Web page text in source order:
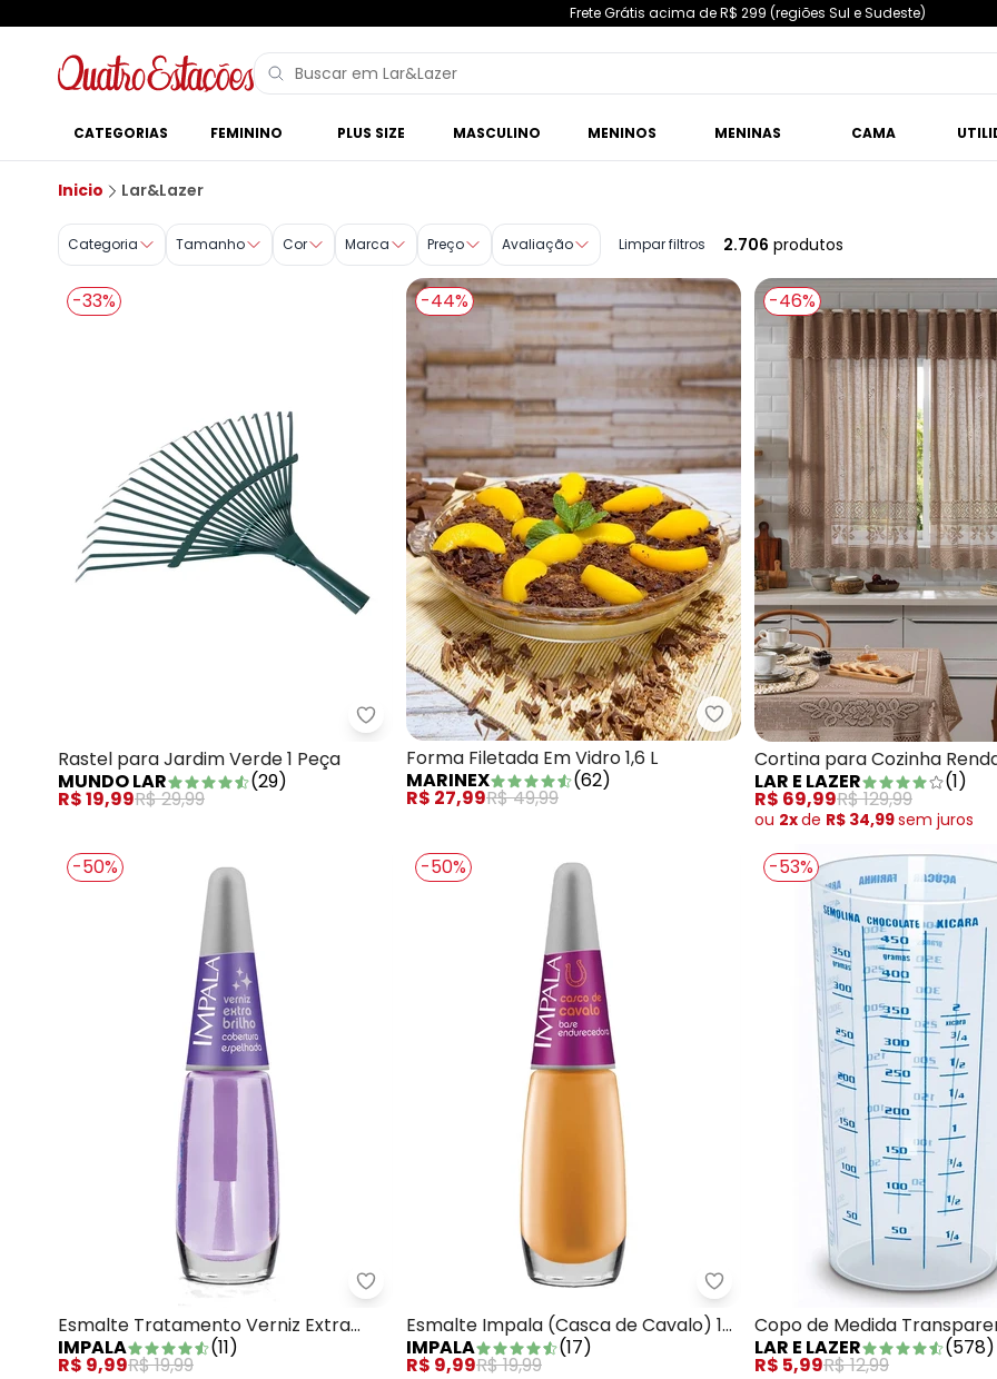
Frete Grátis acima de R$ 299 (regiões Sul e Sudeste)
CATEGORIAS FEMININO PLUS SIZE MASCULINO MENINOS MENINAS CAMA
Inicio Lar&Lazer
Categoria Tamanho Cor Marca Preço Avaliação Limpar filtros 2.706 produtos
-33%
Mundo Lar - Rastel para Jardim Verde 1 Peça
Rastel para Jardim Verde 1 Peça
MUNDO LAR
(29)
R$ 19,99R$ 29,99
-44%
Marinex - Forma Filetada Em
Forma Filetada Em Vidro 1,6 L
MARINEX
(62)
R$ 27,99R$ 49,99
-46%
Cortina para Cozinha
200x120 cm
LAR E LAZER (1)
R$ 69,99R$ 129,99
ou 2xde R$ 34,99sem juros
-50%
Impala - Esmalte Tratamento Verniz Extra Brilho
Esmalte Tratamento Verniz Extra
Brilho
IMPALA (11)
R$ 9,99R$ 19,99
-50%
Esmalte Impala (Casca de
Esmalte Impala (Casca de Cavalo) 1
Peça
IMPALA (17)
R$ 9,99R$ 19,99
-53%
Copo de Medida
LAR E LAZER
(578)
R$ 5,99R$ 12,99